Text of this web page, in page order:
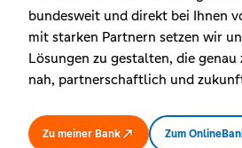
bundesweit und direkt bei Ihnen
mit starken Partnern setzen wir
Lösungen zu gestalten, die genau
nah, partnerschaftlich und
Zu meiner Bank Zum